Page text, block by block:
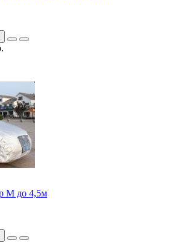
М до 4,5м